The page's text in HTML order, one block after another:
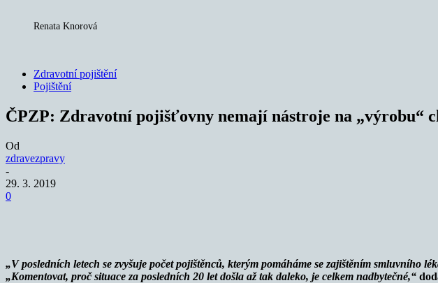
Renata Knorová
Zdravotní pojištění
Pojištění
ČPZP: Zdravotní pojišťovny nemají nástroje na „výrobu“
Od
zdravezpravy
-
29. 3. 2019
0
„V posledních letech se zvyšuje počet pojištěnců, kterým pomáháme se zajištěním smluvního
„Komentovat, proč situace za posledních 20 let došla až tak daleko, je celkem nadbytečné,“